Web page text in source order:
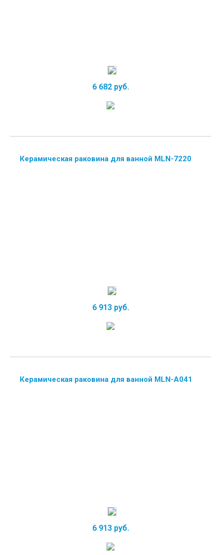
6 682 руб.
Керамическая раковина для ванной MLN-7220
6 913 руб.
Керамическая раковина для ванной MLN-A041
6 913 руб.